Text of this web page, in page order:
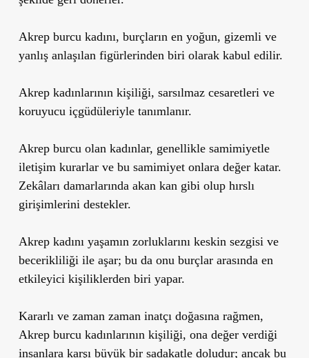
Akrep burcu kadını, burçların en yoğun, gizemli ve
yanlış anlaşılan figürlerinden biri olarak kabul edilir.
Akrep kadınlarının kişiliği, sarsılmaz cesaretleri ve
koruyucu içgüdüleriyle tanımlanır.
Akrep burcu olan kadınlar, genellikle samimiyetle
iletişim kurarlar ve bu samimiyet onlara değer katar.
Zekâları damarlarında akan kan gibi olup hırslı
girişimlerini destekler.
Akrep kadını yaşamın zorluklarını keskin sezgisi ve
becerikliliği ile aşar; bu da onu burçlar arasında en
etkileyici kişiliklerden biri yapar.
Kararlı ve zaman zaman inatçı doğasına rağmen,
Akrep burcu kadınlarının kişiliği, ona değer verdiği
insanlara karşı büyük bir sadakatle doludur; ancak bu